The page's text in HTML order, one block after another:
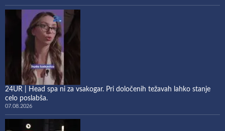
24UR | Head spa ni za vsakogar. Pri določenih težavah lahko stanje
celo poslabša.
07.08.2026